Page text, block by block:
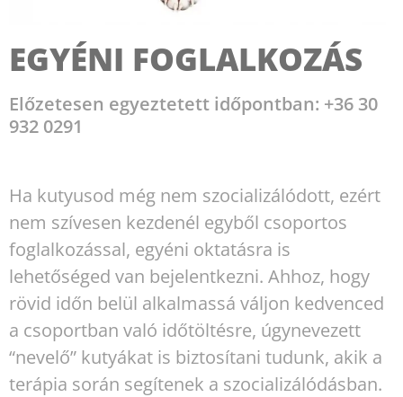
EGYÉNI FOGLALKOZÁS
Előzetesen egyeztetett időpontban: +36 30
932 0291
Ha kutyusod még nem szocializálódott, ezért
nem szívesen kezdenél egyből csoportos
foglalkozással, egyéni oktatásra is
lehetőséged van bejelentkezni. Ahhoz, hogy
rövid időn belül alkalmassá váljon kedvenced
a csoportban való időtöltésre, úgynevezett
“nevelő” kutyákat is biztosítani tudunk, akik a
terápia során segítenek a szocializálódásban.